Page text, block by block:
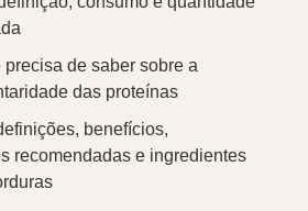
precisa de saber sobre a
das proteínas
benefícios,
recomendadas e ingredientes